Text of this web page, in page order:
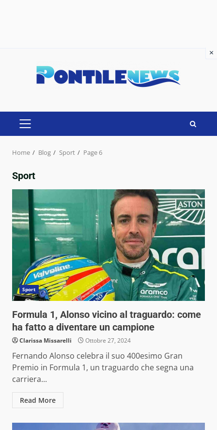
×
PRIMARY
Home Blog Sport Page 6
Sport
Sport
Formula 1, Alonso vicino al traguardo: come
ha fatto a diventare un campione
Clarissa Missarelli Ottobre 27, 2024
Fernando Alonso celebra il suo 400esimo Gran
Premio in Formula 1, un traguardo che segna una
carriera...
Read More
×